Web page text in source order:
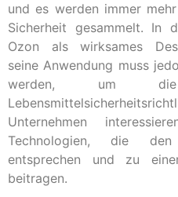
und es werden immer
Sicherheit gesammelt. In
Ozon als wirksames
seine Anwendung muss
werden, um
Unternehmen
Technologien, die
entsprechen und zu
beitragen.